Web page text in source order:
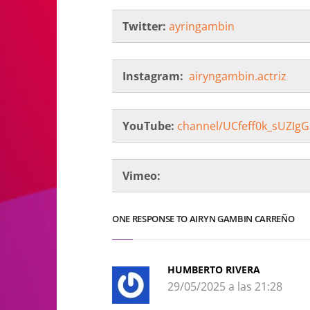
Twitter: ayringambin
Instagram: airyngambin.actriz
YouTube: channel/
Vimeo:
ONE RESPONSE TO AIRYN GAMBIN CARREÑO
HUMBERTO RIVERA
29/05/2025 a las 21:28